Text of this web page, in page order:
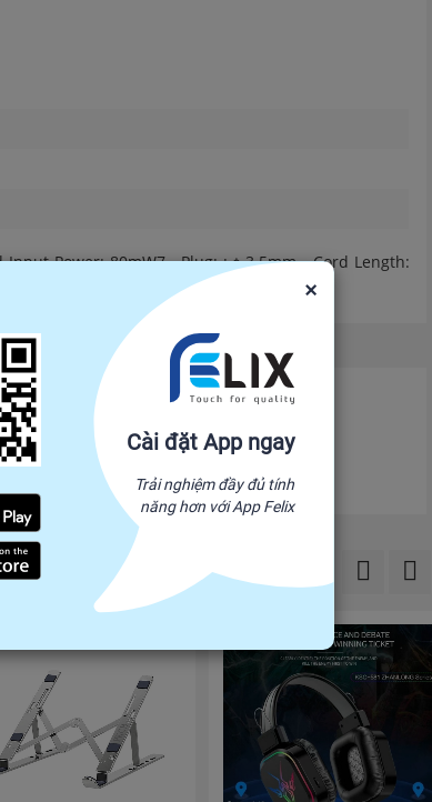
Power: 80mW7 - Plug: :￠3.5mm - Cord Length:
được hiển thị tại đây.
×
Cài đặt App ngay
Trải nghiệm đầy đủ tính
năng hơn với App Felix